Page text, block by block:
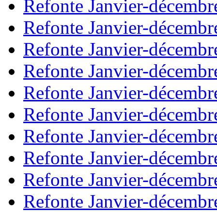
Refonte Janvier-
Refonte Janvier-
Refonte Janvier-
Refonte Janvier-
Refonte Janvier-
Refonte Janvier-
Refonte Janvier-
Refonte Janvier-
Refonte Janvier-
Refonte Janvier-